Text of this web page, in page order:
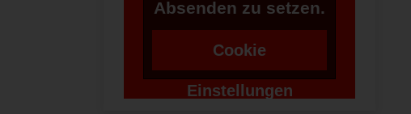
Absenden zu setzen.
Cookie
Einstellungen